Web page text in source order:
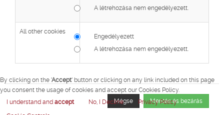
By clicking on the 'Accept' button or clicking on any link included on this page
you consent the usage of cookies and accept our Cookies Policy.
I understand and accept No, I Decline
Privacy Policy
A létrehozása nem engedélyezett.
All other cookies
Engedélyezett
A létrehozása nem engedélyezett.
Mégse Mentés és bezárás